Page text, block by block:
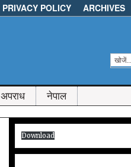
PRIVACY POLICY ARCHIVES
अपराध नेपाल
Download